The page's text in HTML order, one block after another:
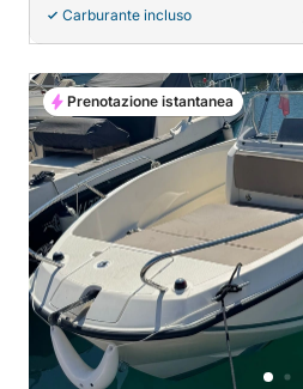
Carburante incluso
Prenotazione istantanea